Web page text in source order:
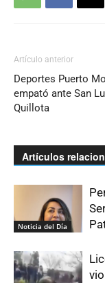
Artículo anterior
Deportes Puerto
empató ante San
Quillota
Artículos
Noticia del Día